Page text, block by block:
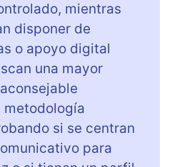
mientras
disponer de
o apoyo digital
una mayor
metodología
si se centran
para